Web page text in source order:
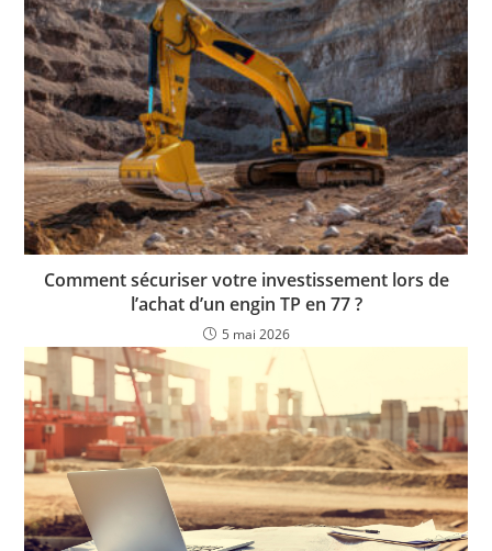
Comment sécuriser votre investissement lors de
l’achat d’un engin TP en 77 ?
5 mai 2026